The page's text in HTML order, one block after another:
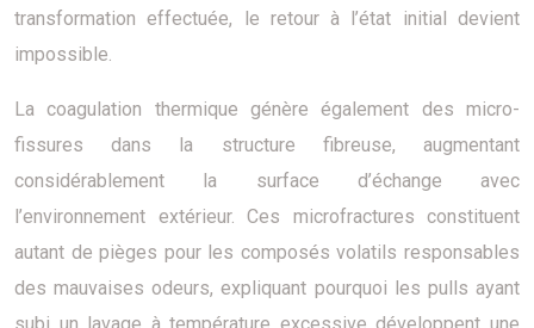
transformation effectuée, le retour à l’état initial devient
impossible.
La coagulation thermique génère également des micro-
fissures dans la structure fibreuse, augmentant
considérablement la surface d’échange avec
l’environnement extérieur. Ces microfractures constituent
autant de pièges pour les composés volatils responsables
des mauvaises odeurs, expliquant pourquoi les pulls ayant